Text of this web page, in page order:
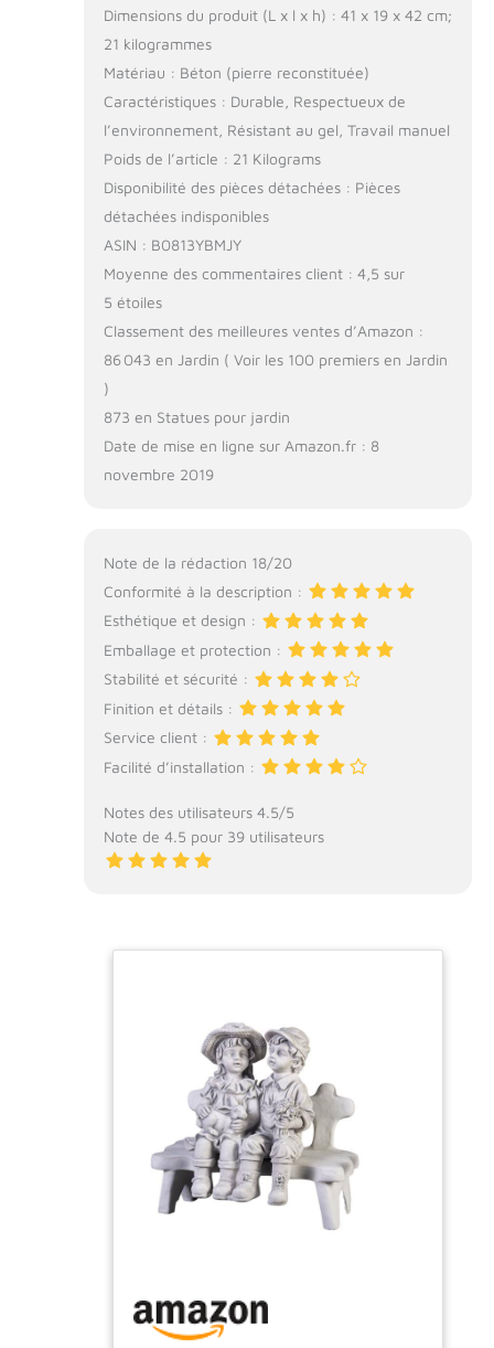
Dimensions du produit (L x l x h) : 41 x 19 x 42 cm;
21 kilogrammes
Matériau : Béton (pierre reconstituée)
Caractéristiques : Durable, Respectueux de
l’environnement, Résistant au gel, Travail manuel
Poids de l’article : 21 Kilograms
Disponibilité des pièces détachées : Pièces
détachées indisponibles
ASIN : B0813YBMJY
Moyenne des commentaires client : 4,5 sur
5 étoiles
Classement des meilleures ventes d’Amazon :
86 043 en Jardin ( Voir les 100 premiers en Jardin
)
873 en Statues pour jardin
Date de mise en ligne sur Amazon.fr : 8
novembre 2019
Note de la rédaction 18/20
Conformité à la description :
Esthétique et design :
Emballage et protection :
Stabilité et sécurité :
Finition et détails :
Service client :
Facilité d’installation :
Notes des utilisateurs 4.5/5
Note de 4.5 pour 39 utilisateurs